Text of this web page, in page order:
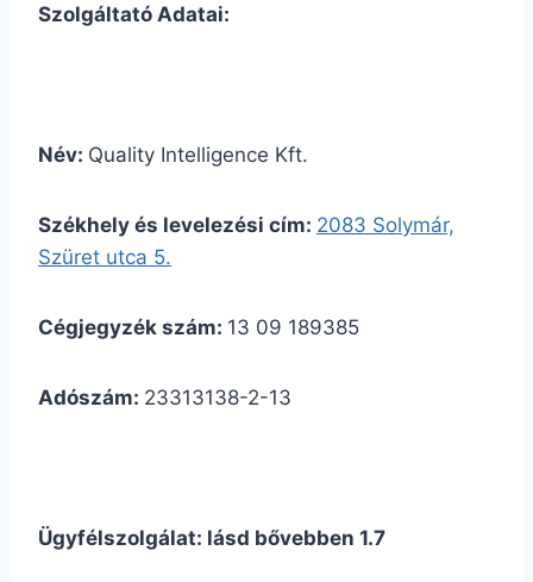
Szolgáltató Adatai:
Név: Quality Intelligence Kft.
Székhely és levelezési cím: 2083 Solymár,
Szüret utca 5.
Cégjegyzék szám: 13 09 189385
Adószám: 23313138-2-13
Ügyfélszolgálat: lásd bővebben 1.7